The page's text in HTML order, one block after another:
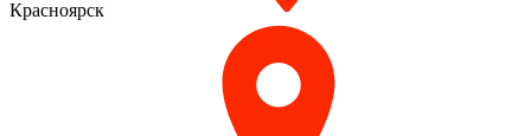
Красноярск